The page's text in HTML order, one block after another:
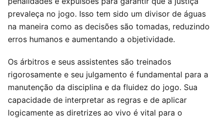
prevaleça no jogo. Isso tem sido um divisor de águas
na maneira como as decisões são tomadas, reduzindo
erros humanos e aumentando a objetividade.
Os árbitros e seus assistentes são treinados
rigorosamente e seu julgamento é fundamental para a
manutenção da disciplina e da fluidez do jogo. Sua
capacidade de interpretar as regras e de aplicar
logicamente as diretrizes ao vivo é vital para o